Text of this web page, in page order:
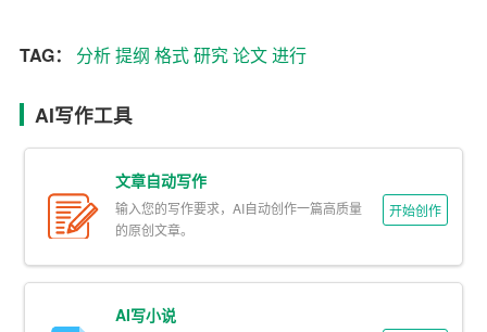
理论依据）
1. 国内外研究现状
（介绍国内外学者在研究主题上的主要观点和成果）
TAG： 分析提纲 格式研究论文进行
AI写作工具
文章自动写作
输入您的写作要求，AI自动创作一篇高质量
的原创文章。
开始创作
AI写小说